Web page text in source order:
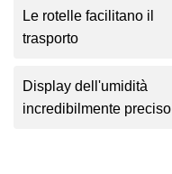
Le rotelle facilitano il
trasporto
Display dell'umidità
incredibilmente preciso